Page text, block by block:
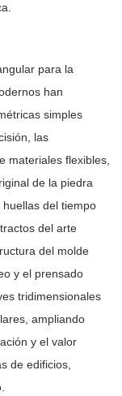
para la
han
simples
las
materiales flexibles,
de la piedra
del tiempo
del arte
del molde
y el prensado
tridimensionales
ampliando
y el valor
de edificios,